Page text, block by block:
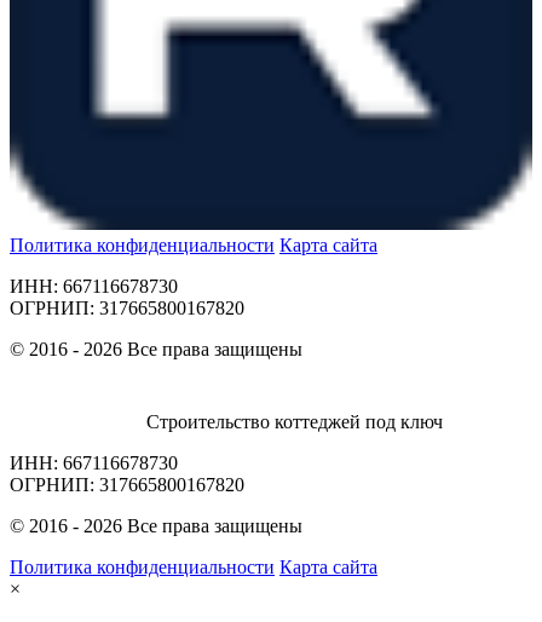
Политика конфиденциальности Карта сайта
ИНН: 667116678730
ОГРНИП: 317665800167820
© 2016 - 2026 Все права защищены
Строительство коттеджей под ключ
ИНН: 667116678730
ОГРНИП: 317665800167820
© 2016 - 2026 Все права защищены
Политика конфиденциальности Карта сайта
×